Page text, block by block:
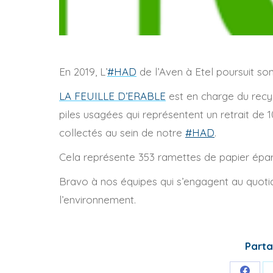
En 2019, L’#HAD de l’Aven à Etel poursuit
LA FEUILLE D’ERABLE est en charge du
piles usagées qui représentent un retrait de
collectés au sein de notre #HAD.
Cela représente 353 ramettes de papier
Bravo à nos équipes qui s’engagent au
l’environnement.